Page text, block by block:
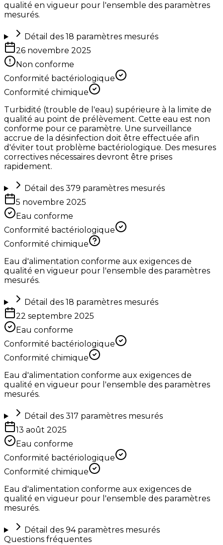
qualité en vigueur pour l'ensemble des paramètres
mesurés.
Détail des 18 paramètres mesurés
26 novembre 2025
Non conforme
Conformité bactériologique
Conformité chimique
Turbidité (trouble de l'eau) supérieure à la limite de
qualité au point de prélèvement. Cette eau est non
conforme pour ce paramètre. Une surveillance
accrue de la désinfection doit être effectuée afin
d'éviter tout problème bactériologique. Des mesures
correctives nécessaires devront être prises
rapidement.
Détail des 379 paramètres mesurés
5 novembre 2025
Eau conforme
Conformité bactériologique
Conformité chimique
Eau d'alimentation conforme aux exigences de
qualité en vigueur pour l'ensemble des paramètres
mesurés.
Détail des 18 paramètres mesurés
22 septembre 2025
Eau conforme
Conformité bactériologique
Conformité chimique
Eau d'alimentation conforme aux exigences de
qualité en vigueur pour l'ensemble des paramètres
mesurés.
Détail des 317 paramètres mesurés
13 août 2025
Eau conforme
Conformité bactériologique
Conformité chimique
Eau d'alimentation conforme aux exigences de
qualité en vigueur pour l'ensemble des paramètres
mesurés.
Détail des 94paramètres mesurés
Questions fréquentes